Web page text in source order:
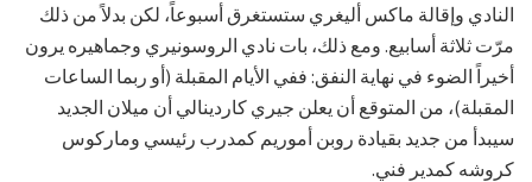
النادي وإقالة ماكس أليغري ستستغرق أسبوعاً، لكن بدلاً من ذلك
مرّت ثلاثة أسابيع. ومع ذلك، بات نادي الروسونيري وجماهيره يرون
أخيراً الضوء في نهاية النفق: ففي الأيام المقبلة (أو ربما الساعات
المقبلة)، من المتوقع أن يعلن جيري كاردينالي أن ميلان الجديد
سيبدأ من جديد بقيادة روبن أموريم كمدرب رئيسي وماركوس
كروشه كمدير فني.